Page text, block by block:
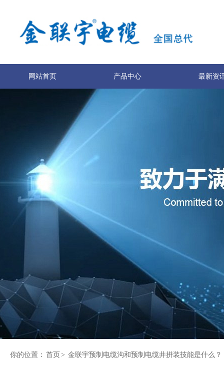
网站首页 产品中心 最新资
联系我们
你的位置： 首页 > 金联宇预制电缆沟和预制电缆井拼装技能是什么？